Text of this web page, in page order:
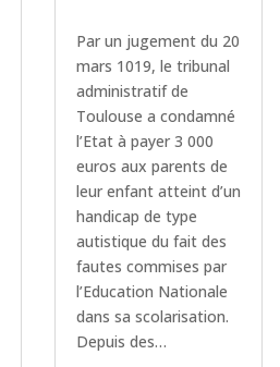
Par un jugement du 20
mars 1019, le tribunal
administratif de
Toulouse a condamné
l’Etat à payer 3 000
euros aux parents de
leur enfant atteint d’un
handicap de type
autistique du fait des
fautes commises par
l’Education Nationale
dans sa scolarisation.
Depuis des…